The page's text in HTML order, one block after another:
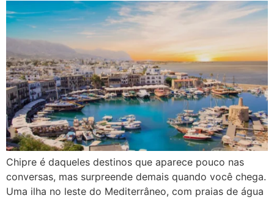
Chipre é daqueles destinos que aparece pouco nas
conversas, mas surpreende demais quando você chega.
Uma ilha no leste do Mediterrâneo, com praias de água